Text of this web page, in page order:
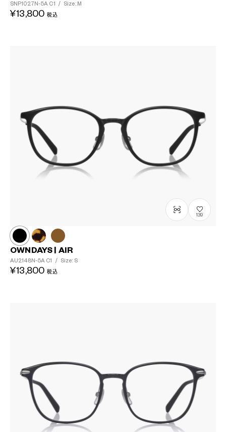
SNP1027N-5A C1 / Size: M
¥13,800 税込
139
OWNDAYS | AIR
AU2148N-5A C1 / Size: S
¥13,800 税込